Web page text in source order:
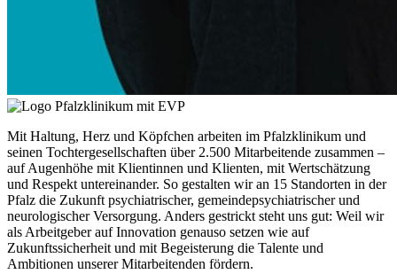
Mit Haltung, Herz und Köpfchen arbeiten im Pfalzklinikum und
seinen Tochtergesellschaften über 2.500 Mitarbeitende zusammen –
auf Augenhöhe mit Klientinnen und Klienten, mit Wertschätzung
und Respekt untereinander. So gestalten wir an 15 Standorten in der
Pfalz die Zukunft psychiatrischer, gemeindepsychiatrischer und
neurologischer Versorgung. Anders gestrickt steht uns gut: Weil wir
als Arbeitgeber auf Innovation genauso setzen wie auf
Zukunftssicherheit und mit Begeisterung die Talente und
Ambitionen unserer Mitarbeitenden fördern.